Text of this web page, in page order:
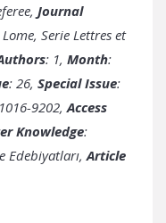
Journal
Serie Lettres et
: 1, Month:
: 26, Special Issue:
9202, Access
Knowledge:
Edebiyatları, Article